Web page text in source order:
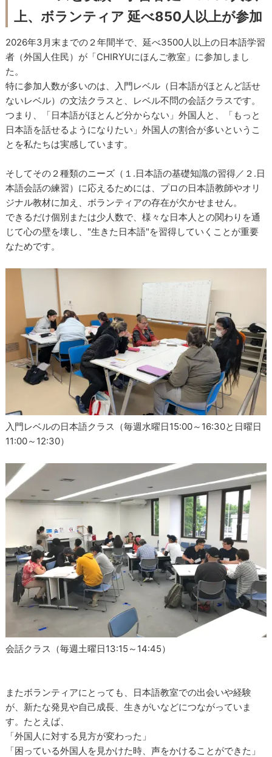
上、ボランティア 延べ850人以上が参加
2026年3月末までの２年間半で、延べ3500人以上の日本語学習
者（外国人住民）が「CHIRYUにほんご教室」に参加しまし
た。
特に参加人数が多いのは、入門レベル（日本語がほとんど話せ
ないレベル）の文法クラスと、レベル不問の会話クラスです。
つまり、「日本語がほとんど分からない」外国人と、「もっと
日本語を話せるようになりたい」外国人の割合が多いというこ
とを私たちは実感しています。
そしてその２種類のニーズ（１.日本語の基礎知識の習得／２.日
本語会話の練習）に応えるためには、プロの日本語教師やオリ
ジナル教材に加え、ボランティアの存在が欠かせません。
できるだけ個別または少人数で、様々な日本人との関わりを通
じて心の壁を壊し、"生きた日本語"を習得していくことが重要
なためです。
入門レベルの日本語クラス（毎週水曜日15:00～16:30と日曜日
11:00～12:30）
会話クラス（毎週土曜日13:15～14:45）
またボランティアにとっても、日本語教室での出会いや経験
が、新たな発見や自己成長、生きがいなどにつながっていま
す。たとえば、
「外国人に対する見方が変わった」
「困っている外国人を見かけた時、声をかけることができた」